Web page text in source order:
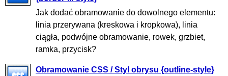
Jak dodać obramowanie do dowolnego elementu:
linia przerywana (kreskowa i kropkowa), linia
ciągła, podwójne obramowanie, rowek, grzbiet,
ramka, przycisk?
Obramowanie CSS / Styl obrysu {outline-style}